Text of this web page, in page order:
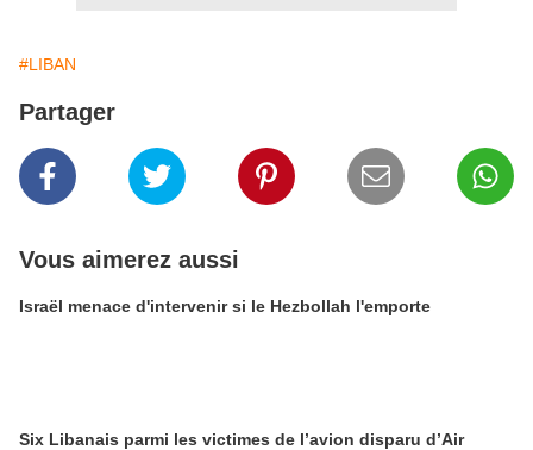
#LIBAN
Partager
Vous aimerez aussi
Israël menace d'intervenir si le Hezbollah l'emporte
Six Libanais parmi les victimes de l’avion disparu d’Air